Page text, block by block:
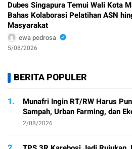
Dubes Singapura Temui Wali Kota
Bahas Kolaborasi Pelatihan ASN
Masyarakat
ewa pedrosa
5/08/2026
BERITA POPULER
1.
Munafri Ingin RT/RW Harus
Sampah, Urban Farming, dan
2/08/2026